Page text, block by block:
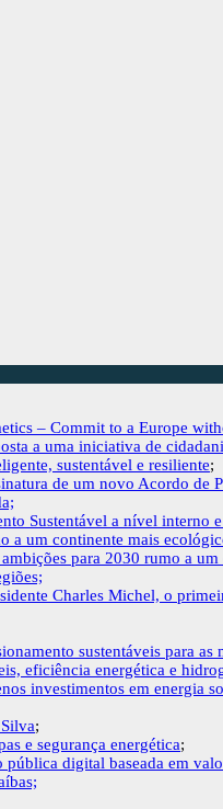
– Commit to a Europe
a uma iniciativa de
sustentável e resiliente;
de um novo Acordo de
Sustentável a nível interno
a um continente mais
para 2030 rumo a
Charles Michel, o
sustentáveis para as
eficiência energética e
investimentos em energia
;
e segurança energética;
digital baseada em